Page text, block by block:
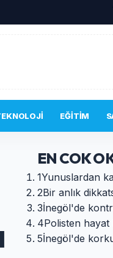
EĞITIM
EN COK
1Yunuslardan
2Bir anlık
3İnegöl'de
4Polisten
5İnegöl'de